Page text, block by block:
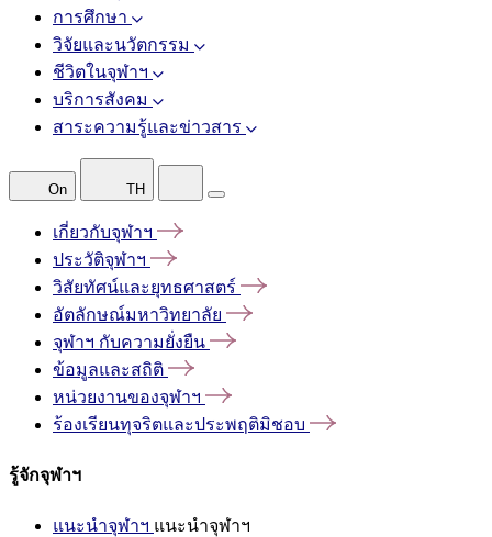
การศึกษา
วิจัยและนวัตกรรม
ชีวิตในจุฬาฯ
บริการสังคม
สาระความรู้และข่าวสาร
On TH
เกี่ยวกับจุฬาฯ
ประวัติจุฬาฯ
วิสัยทัศน์และยุทธศาสตร์
อัตลักษณ์มหาวิทยาลัย
จุฬาฯ กับความยั่งยืน
ข้อมูลและสถิติ
หน่วยงานของจุฬาฯ
ร้องเรียนทุจริตและประพฤติมิชอบ
รู้จักจุฬาฯ
แนะนำจุฬาฯ แนะนำจุฬาฯ